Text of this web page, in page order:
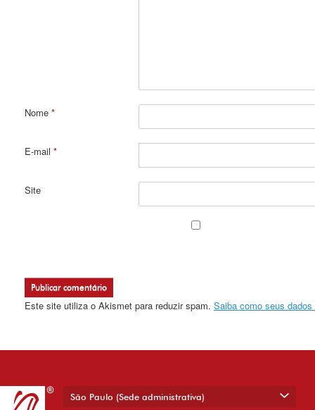
Nome *
E-mail *
Site
Este site utiliza o Akismet para reduzir spam. Saiba como seus
São Paulo (Sede administrativa)